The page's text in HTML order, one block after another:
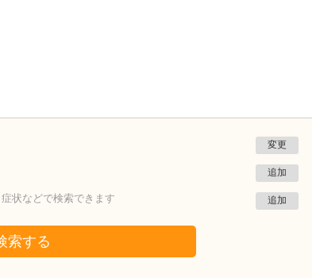
変更
追加
状などで検索できます 追加
索する